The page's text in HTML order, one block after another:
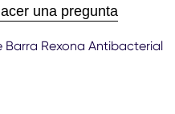
una pregunta
Rexona Antibacterial